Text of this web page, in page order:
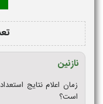
نازنین
است؟